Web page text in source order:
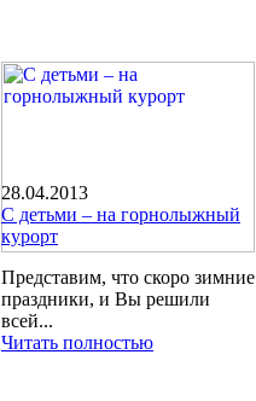
28.04.2013
С детьми – на горнолыжный
курорт
Представим, что скоро зимние
праздники, и Вы решили
всей...
Читать полностью